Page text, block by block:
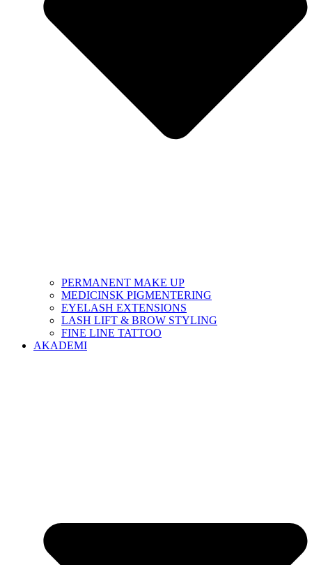
PERMANENT MAKE UP
MEDICINSK PIGMENTERING
EYELASH EXTENSIONS
LASH LIFT & BROW STYLING
FINE LINE TATTOO
AKADEMI